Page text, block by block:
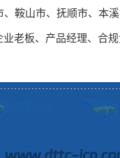
鞍山市、抚顺市、本
老板、产品经理、合规